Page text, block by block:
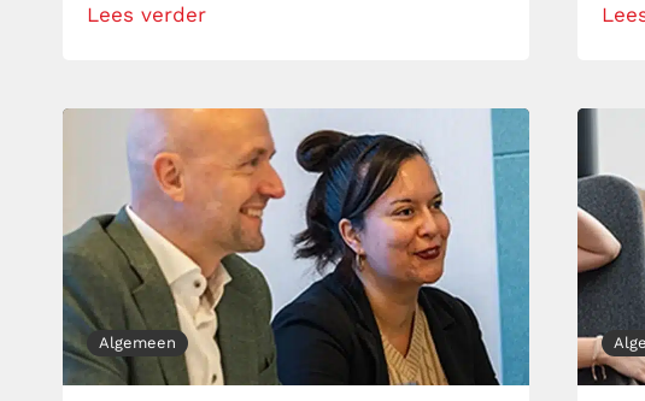
drie reorganisaties heeft overleefd en
[…]
Lees verder
je
Algemeen